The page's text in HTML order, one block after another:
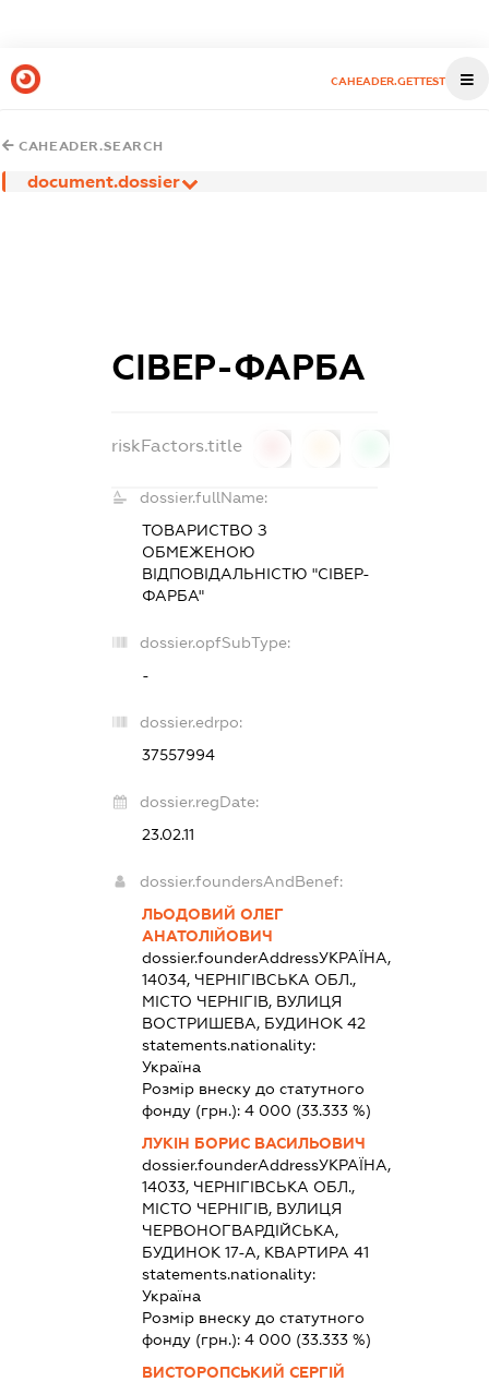
CAHEADER.GETTEST
CAHEADER.SEARCH
document.dossier
СІВЕР-ФАРБА
riskFactors.title
dossier.fullName:
ТОВАРИСТВО З
ОБМЕЖЕНОЮ
ВІДПОВІДАЛЬНІСТЮ "СІВЕР-
ФАРБА"
dossier.opfSubType:
-
dossier.edrpo:
37557994
dossier.regDate:
23.02.11
dossier.foundersAndBenef:
ЛЬОДОВИЙ ОЛЕГ
АНАТОЛІЙОВИЧ
dossier.founderAddressУКРАЇНА,
14034, ЧЕРНІГІВСЬКА ОБЛ.,
МІСТО ЧЕРНІГІВ, ВУЛИЦЯ
ВОСТРИШЕВА, БУДИНОК 42
statements.nationality:
Україна
Розмір внеску до статутного
фонду (грн.): 4 000 (33.333 %)
ЛУКІН БОРИС ВАСИЛЬОВИЧ
dossier.founderAddressУКРАЇНА,
14033, ЧЕРНІГІВСЬКА ОБЛ.,
МІСТО ЧЕРНІГІВ, ВУЛИЦЯ
ЧЕРВОНОГВАРДІЙСЬКА,
БУДИНОК 17-А, КВАРТИРА 41
statements.nationality:
Україна
Розмір внеску до статутного
фонду (грн.): 4 000 (33.333 %)
ВИСТОРОПСЬКИЙ СЕРГІЙ